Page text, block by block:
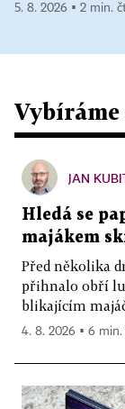
5. 8. 2026 ▪ 2 min.
Vybíráme
JAN
Hledá se
majákem
Před několika
přihnalo obří
blikajícím
4. 8. 2026 ▪ 6